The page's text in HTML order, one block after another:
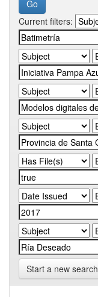
Current filters:
Start a new search